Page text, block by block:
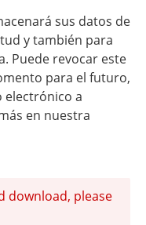
sus datos de
y también para
Puede revocar este
para el futuro,
electrónico a
en nuestra
download, please